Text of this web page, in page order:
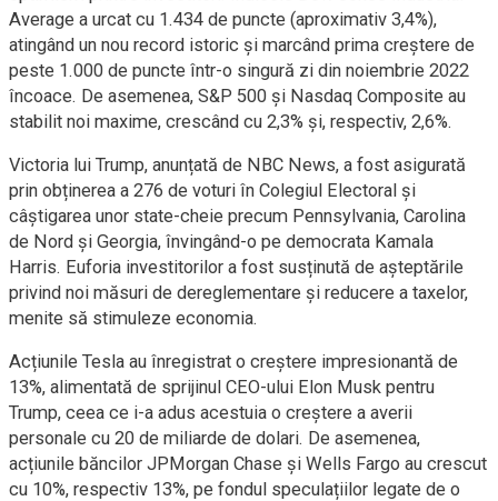
Average a urcat cu 1.434 de puncte (aproximativ 3,4%),
atingând un nou record istoric și marcând prima creștere de
peste 1.000 de puncte într-o singură zi din noiembrie 2022
încoace. De asemenea, S&P 500 și Nasdaq Composite au
stabilit noi maxime, crescând cu 2,3% și, respectiv, 2,6%.
Victoria lui Trump, anunțată de NBC News, a fost asigurată
prin obținerea a 276 de voturi în Colegiul Electoral și
câștigarea unor state-cheie precum Pennsylvania, Carolina
de Nord și Georgia, învingând-o pe democrata Kamala
Harris. Euforia investitorilor a fost susținută de așteptările
privind noi măsuri de dereglementare și reducere a taxelor,
menite să stimuleze economia.
Acțiunile Tesla au înregistrat o creștere impresionantă de
13%, alimentată de sprijinul CEO-ului Elon Musk pentru
Trump, ceea ce i-a adus acestuia o creștere a averii
personale cu 20 de miliarde de dolari. De asemenea,
acțiunile băncilor JPMorgan Chase și Wells Fargo au crescut
cu 10%, respectiv 13%, pe fondul speculațiilor legate de o